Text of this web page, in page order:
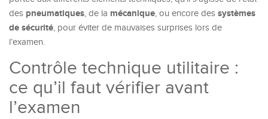
des pneumatiques, de la mécanique, ou encore des systèmes
de sécurité, pour éviter de mauvaises surprises lors de
l’examen.
Contrôle technique utilitaire :
ce qu’il faut vérifier avant
l’examen